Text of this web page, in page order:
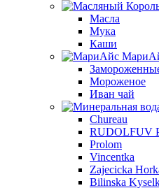
Масла
Мука
Каши
Мороженое
Иван чай
Chureau
RUDOLFUV
Prolom
Vincentka
Zajecicka
Bilinska